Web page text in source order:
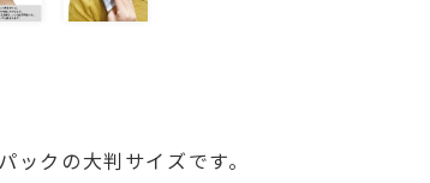
ックの大判サイズです。